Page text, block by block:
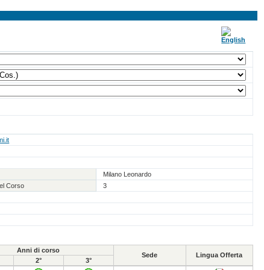
Milano Leonardo
Corso
3
Anni di corso
Sede Lingua Offerta
2°
3°